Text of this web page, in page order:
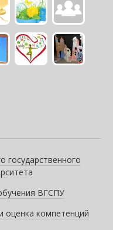
государственного
ВГСПУ
оценка компетенций